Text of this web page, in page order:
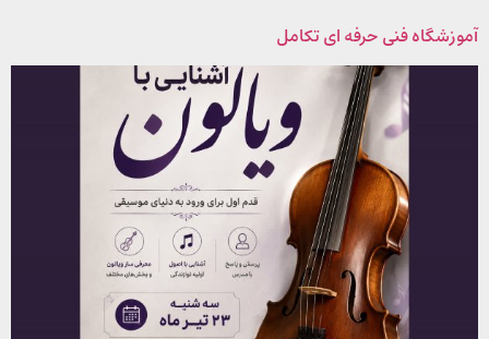
آموزشگاه فنی حرفه ای تکامل